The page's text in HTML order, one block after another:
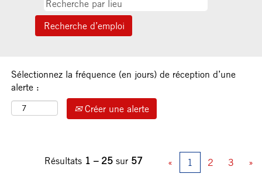
Sélectionnez la fréquence (en jours) de réception d’une
alerte :
Créer une alerte
Résultats 1 – 25 sur 57 « 1 2 3 »